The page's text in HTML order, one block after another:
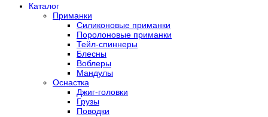
Каталог
Приманки
Силиконовые приманки
Поролоновые приманки
Тейл-спиннеры
Блесны
Воблеры
Мандулы
Оснастка
Джиг-головки
Грузы
Поводки